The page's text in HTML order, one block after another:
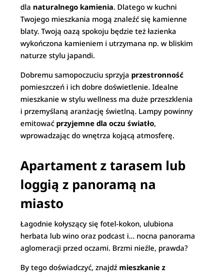
dla naturalnego kamienia. Dlatego w kuchni
Twojego mieszkania mogą znaleźć się kamienne
blaty. Twoją oazą spokoju będzie też łazienka
wykończona kamieniem i utrzymana np. w bliskim
naturze stylu japandi.
Dobremu samopoczuciu sprzyja przestronność
pomieszczeń i ich dobre doświetlenie. Idealne
mieszkanie w stylu wellness ma duże przeszklenia
i przemyślaną aranżację świetlną. Lampy powinny
emitować przyjemne dla oczu światło,
wprowadzając do wnętrza kojącą atmosferę.
Apartament z tarasem lub
loggią z panoramą na
miasto
Łagodnie kołyszący się fotel-kokon, ulubiona
herbata lub wino oraz podcast i… nocna panorama
aglomeracji przed oczami. Brzmi nieźle, prawda?
By tego doświadczyć, znajdź mieszkanie z